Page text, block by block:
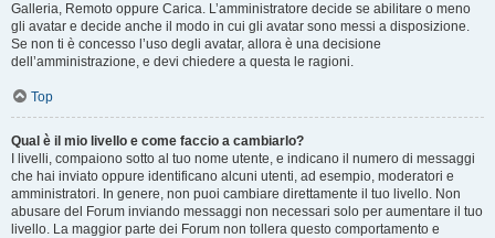
Galleria, Remoto oppure Carica. L’amministratore decide se abilitare o meno
gli avatar e decide anche il modo in cui gli avatar sono messi a disposizione.
Se non ti è concesso l’uso degli avatar, allora è una decisione
dell’amministrazione, e devi chiedere a questa le ragioni.
Top
Qual è il mio livello e come faccio a cambiarlo?
I livelli, compaiono sotto al tuo nome utente, e indicano il numero di messaggi
che hai inviato oppure identificano alcuni utenti, ad esempio, moderatori e
amministratori. In genere, non puoi cambiare direttamente il tuo livello. Non
abusare del Forum inviando messaggi non necessari solo per aumentare il tuo
livello. La maggior parte dei Forum non tollera questo comportamento e